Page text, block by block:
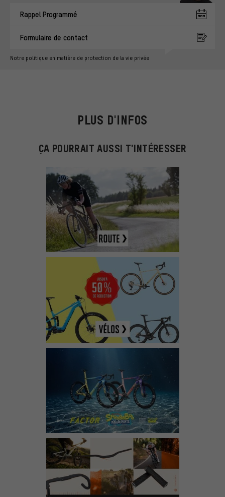
Rappel Programmé
Formulaire de contact
Notre politique en matière de protection de la vie privée
PLUS D'INFOS
ÇA POURRAIT AUSSI T'INTÉRESSER